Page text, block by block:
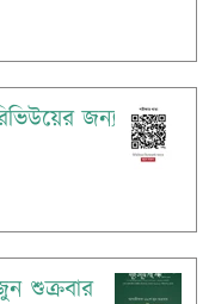
জন্য
শুক্রবার